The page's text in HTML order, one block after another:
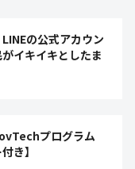
の公式アカウン
イキイキとしたま
プログラム
き】